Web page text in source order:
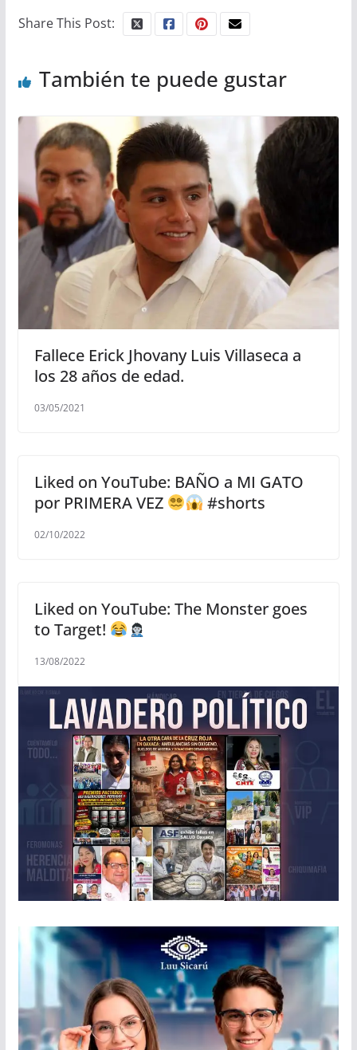
Share This Post:
También te puede gustar
Fallece Erick Jhovany Luis Villaseca a
los 28 años de edad.
03/05/2021
Liked on YouTube: BAÑO a MI GATO
por PRIMERA VEZ
#shorts
02/10/2022
Liked on YouTube: The Monster goes
to Target!
13/08/2022